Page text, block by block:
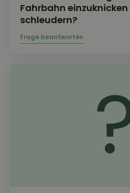
Fahrbahn einzuknicken
schleudern?